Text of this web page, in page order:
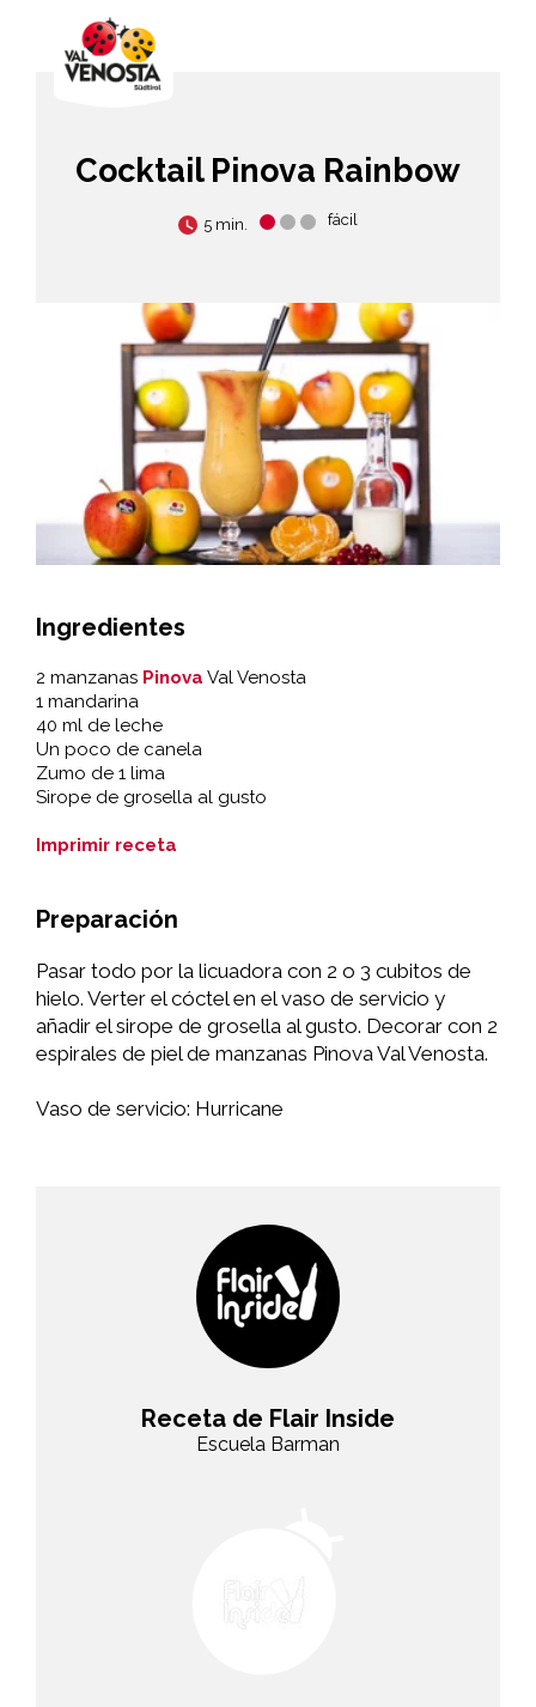
Cocktail Pinova Rainbow
5 min. fácil
Ingredientes
2 manzanas Pinova Val Venosta
1 mandarina
40 ml de leche
Un poco de canela
Zumo de 1 lima
Sirope de grosella al gusto
Imprimir receta
Preparación
Pasar todo por la licuadora con 2 o 3 cubitos de
hielo. Verter el cóctel en el vaso de servicio y
añadir el sirope de grosella al gusto. Decorar con 2
espirales de piel de manzanas Pinova Val Venosta.
Vaso de servicio: Hurricane
Receta de Flair Inside
Escuela Barman